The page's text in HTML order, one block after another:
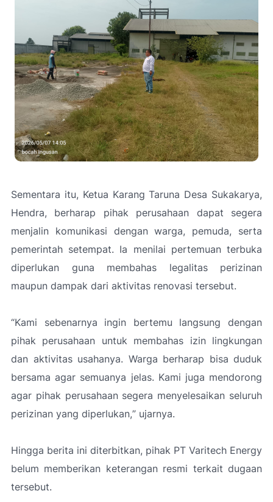
Sementara itu, Ketua Karang Taruna Desa Sukakarya,
Hendra, berharap pihak perusahaan dapat segera
menjalin komunikasi dengan warga, pemuda, serta
pemerintah setempat. Ia menilai pertemuan terbuka
diperlukan guna membahas legalitas perizinan
maupun dampak dari aktivitas renovasi tersebut.
“Kami sebenarnya ingin bertemu langsung dengan
pihak perusahaan untuk membahas izin lingkungan
dan aktivitas usahanya. Warga berharap bisa duduk
bersama agar semuanya jelas. Kami juga mendorong
agar pihak perusahaan segera menyelesaikan seluruh
perizinan yang diperlukan,” ujarnya.
Hingga berita ini diterbitkan, pihak PT Varitech Energy
belum memberikan keterangan resmi terkait dugaan
tersebut.